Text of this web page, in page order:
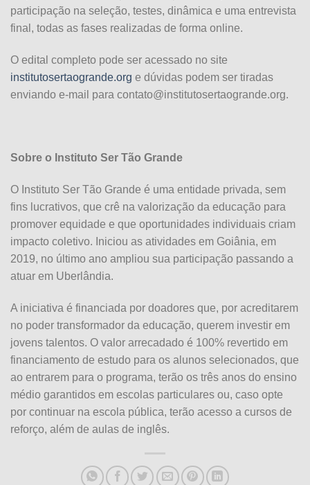
participação na seleção, testes, dinâmica e uma entrevista
final, todas as fases realizadas de forma online.
O edital completo pode ser acessado no site
institutosertaogrande.org e dúvidas podem ser tiradas
enviando e-mail para contato@institutosertaogrande.org.
Sobre o Instituto Ser Tão Grande
O Instituto Ser Tão Grande é uma entidade privada, sem
fins lucrativos, que crê na valorização da educação para
promover equidade e que oportunidades individuais criam
impacto coletivo. Iniciou as atividades em Goiânia, em
2019, no último ano ampliou sua participação passando a
atuar em Uberlândia.
A iniciativa é financiada por doadores que, por acreditarem
no poder transformador da educação, querem investir em
jovens talentos. O valor arrecadado é 100% revertido em
financiamento de estudo para os alunos selecionados, que
ao entrarem para o programa, terão os três anos do ensino
médio garantidos em escolas particulares ou, caso opte
por continuar na escola pública, terão acesso a cursos de
reforço, além de aulas de inglês.